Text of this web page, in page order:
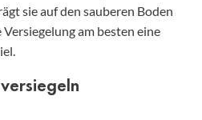
sie auf den sauberen Boden
am besten eine